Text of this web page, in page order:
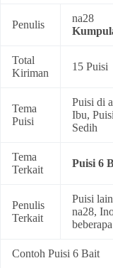
Penulis
na28
Total
Kiriman
15 Puisi
Tema
Puisi
Puisi di
Ibu,
Sedih
Tema
Terkait
Puisi 6
Penulis
Terkait
Puisi
na28,
Contoh Puisi 6 Bait